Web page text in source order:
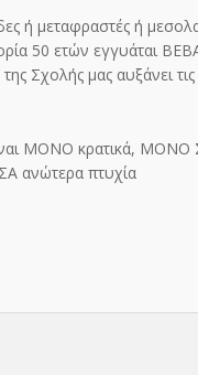
ή μεταφραστές ή
50 ετών εγγυάται
μας αυξάνει τις
ΜΟΝΟ κρατικά,
ανώτερα πτυχία